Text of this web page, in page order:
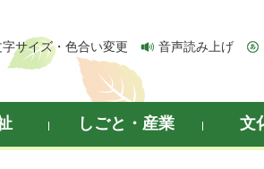
字サイズ・色合い変更 音声読み上げ
しごと・産業 文